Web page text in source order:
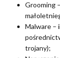
Grooming
Malware –
trojany);